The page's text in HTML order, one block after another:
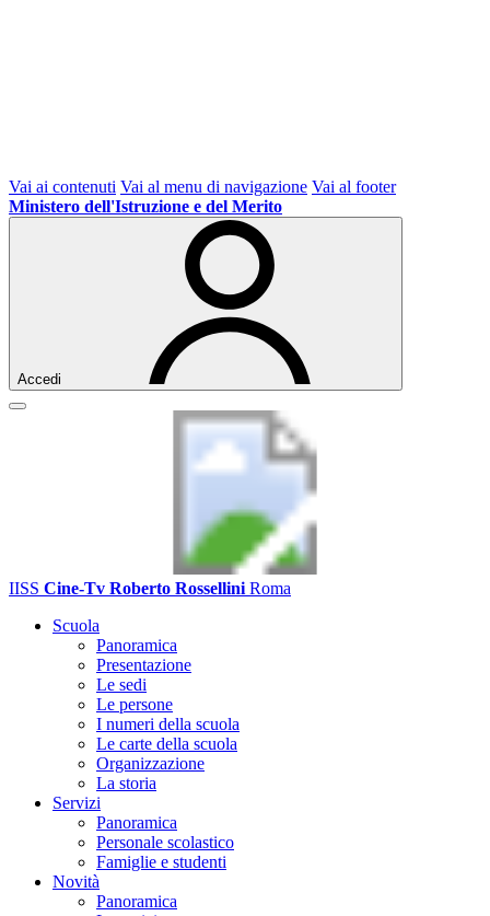
Vai ai contenuti Vai al menu di navigazione Vai al footer
Ministero dell'Istruzione e del Merito
Accedi
IISS Cine-Tv Roberto Rossellini Roma
Scuola
Panoramica
Presentazione
Le sedi
Le persone
I numeri della scuola
Le carte della scuola
Organizzazione
La storia
Servizi
Panoramica
Personale scolastico
Famiglie e studenti
Novità
Panoramica